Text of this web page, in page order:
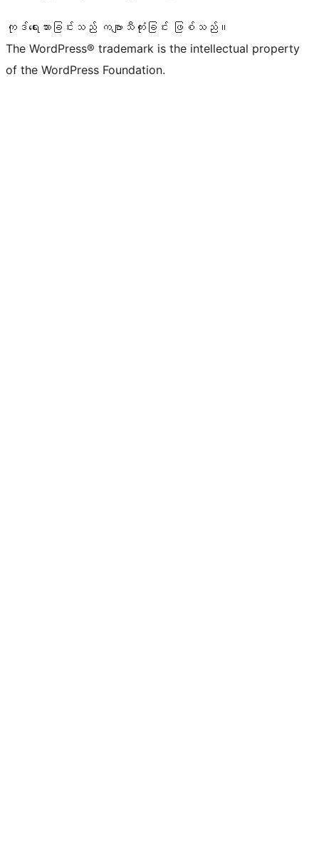
ကုဒ်ရေးသားခြင်းသည် ကဗျာသီကုံးခြင်း ဖြစ်သည်။
The WordPress® trademark is the intellectual property
of the WordPress Foundation.